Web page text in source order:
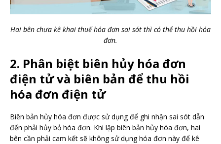
Hai bên chưa kê khai thuế hóa đơn sai sót thì có thể thu hồi hóa
đơn.
2. Phân biệt biên hủy hóa đơn
điện tử và biên bản để thu hồi
hóa đơn điện tử
Biên bản hủy hóa đơn được sử dụng để ghi nhận sai sót dẫn
đến phải hủy bỏ hóa đơn. Khi lập biên bản hủy hóa đơn, hai
bên cần phải cam kết sẽ không sử dụng hóa đơn này để kê